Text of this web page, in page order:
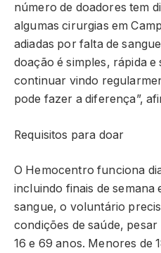
número de doadores tem
algumas cirurgias em
adiadas por falta de
doação é simples, rápida e
continuar vindo
pode fazer a diferença”,
Requisitos para doar
O Hemocentro funciona
incluindo finais de semana
sangue, o voluntário
condições de saúde,
16 e 69 anos. Menores de